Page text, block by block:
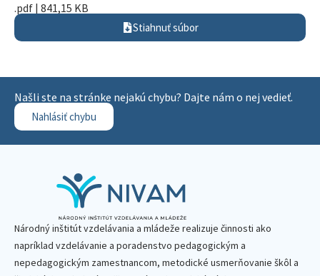
.pdf | 841,15 KB
Stiahnuť súbor
Našli ste na stránke nejakú chybu? Dajte nám o nej vedieť.
Nahlásiť chybu
Národný inštitút vzdelávania a mládeže realizuje činnosti ako
napríklad vzdelávanie a poradenstvo pedagogickým a
nepedagogickým zamestnancom, metodické usmerňovanie škôl a